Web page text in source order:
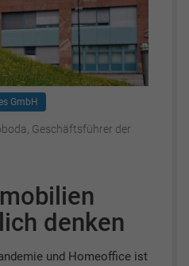
GmbH
Geschäftsführer der
denken
und Homeoffice ist